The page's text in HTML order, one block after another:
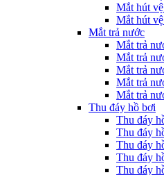
Mắt hút
Mắt hút
Mắt trả nước
Mắt trả
Mắt trả
Mắt trả
Mắt trả
Mắt trả
Thu đáy hồ bơi
Thu đáy
Thu đáy
Thu đáy
Thu đáy
Thu đáy